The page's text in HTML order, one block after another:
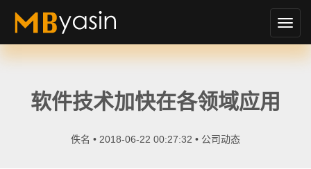
切
换
软件技术加快在各领域应用
佚名 • 2018-06-22 00:27:32 • 公司动态